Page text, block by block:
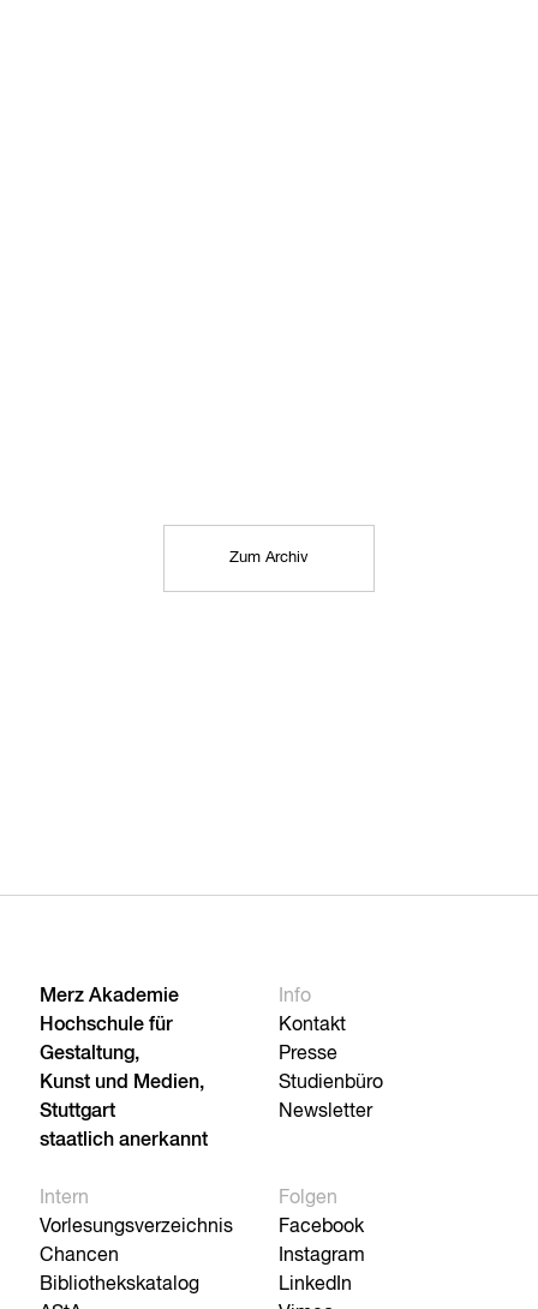
Zum Archiv
Merz Akademie
Hochschule für
Gestaltung,
Kunst und Medien,
Stuttgart
staatlich anerkannt
Info
Kontakt
Presse
Studienbüro
Newsletter
Intern
Vorlesungsverzeichnis
Chancen
Bibliothekskatalog
Folgen
Facebook
Instagram
LinkedIn